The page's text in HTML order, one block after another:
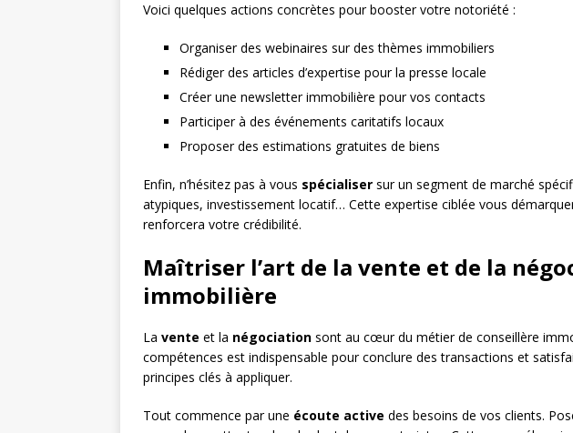
Voici quelques actions concrètes pour booster votre notoriété :
Organiser des webinaires sur des thèmes immobiliers
Rédiger des articles d’expertise pour la presse locale
Créer une newsletter immobilière pour vos contacts
Participer à des événements caritatifs locaux
Proposer des estimations gratuites de biens
Enfin, n’hésitez pas à vous spécialiser sur un segment de marché
atypiques, investissement locatif… Cette expertise ciblée vous
renforcera votre crédibilité.
Maîtriser l’art de la vente et de la
immobilière
La vente et la négociation sont au cœur du métier de conseillère
compétences est indispensable pour conclure des transactions et
principes clés à appliquer.
Tout commence par une écoute active des besoins de vos clients.